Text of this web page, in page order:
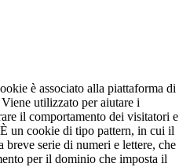
è associato alla piattaforma di
utilizzato per aiutare i
il comportamento dei visitatori e
un cookie di tipo pattern, in cui il
breve serie di numeri e lettere, che
per il dominio che imposta il